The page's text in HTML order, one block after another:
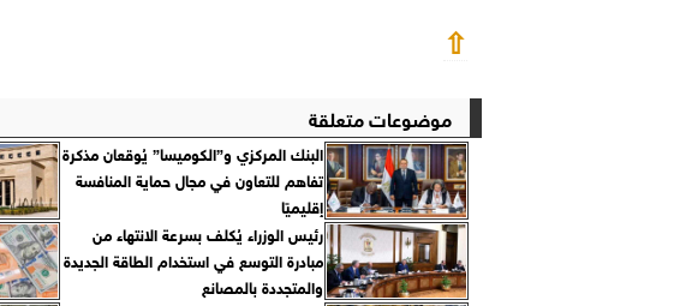
⇧
موضوعات متعلقة
البنك المركزي و”الكوميسا” يُوقعان مذكرة
تفاهم للتعاون في مجال حماية المنافسة
إقليميًا
رئيس الوزراء يُكلف بسرعة الانتهاء من
مبادرة التوسع في استخدام الطاقة الجديدة
والمتجددة بالمصانع